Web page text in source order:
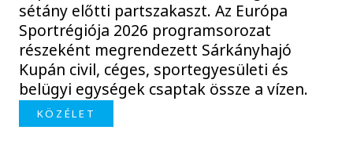
sétány előtti partszakaszt. Az Európa
Sportrégiója 2026 programsorozat
részeként megrendezett Sárkányhajó
Kupán civil, céges, sportegyesületi és
belügyi egységek csaptak össze a vízen.
KÖZÉLET